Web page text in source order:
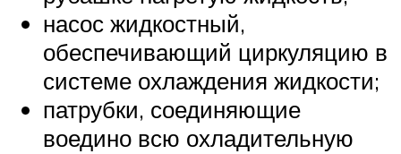
насос жидкостный,
обеспечивающий циркуляцию в
системе охлаждения жидкости;
патрубки, соединяющие
воедино всю охладительную